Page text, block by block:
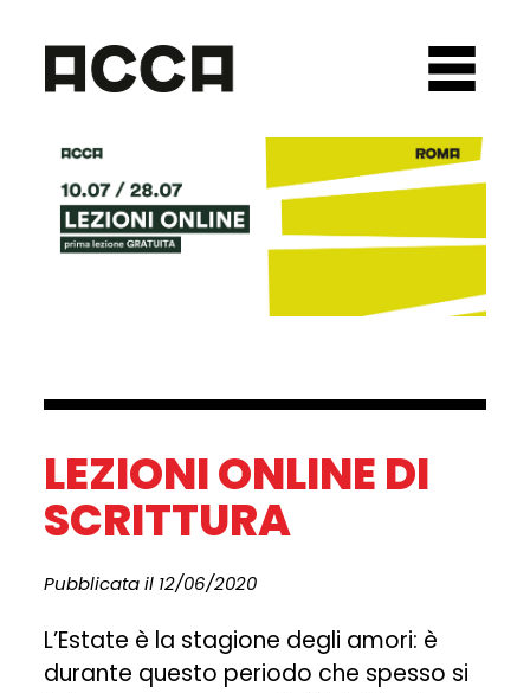
LEZIONI ONLINE DI
SCRITTURA
Pubblicata il 12/06/2020
L’Estate è la stagione degli amori: è
durante questo periodo che spesso si